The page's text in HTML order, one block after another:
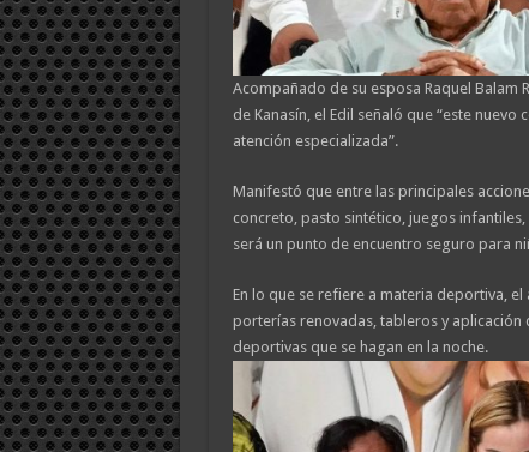
Acompañado de su esposa Raquel Balam
de Kanasín, el Edil señaló que “este
atención especializada”.
Manifestó que entre las principales
concreto, pasto sintético, juegos
será un punto de encuentro seguro para
En lo que se refiere a materia deportiva,
porterías renovadas, tableros y
deportivas que se hagan en la noche.